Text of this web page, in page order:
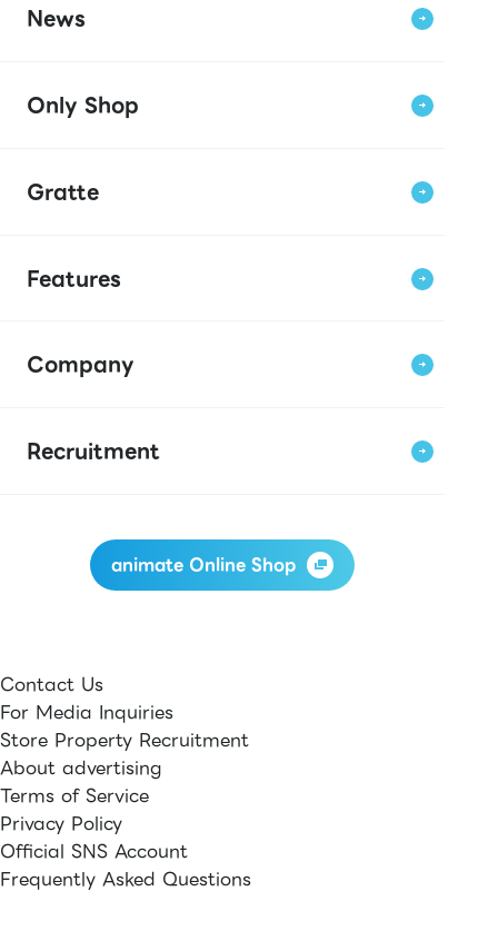
News
Only Shop
Gratte
Features
Company
Recruitment
animate Online Shop
Contact Us
For Media Inquiries
Store Property Recruitment
About advertising
Terms of Service
Privacy Policy
Official SNS Account
Frequently Asked Questions